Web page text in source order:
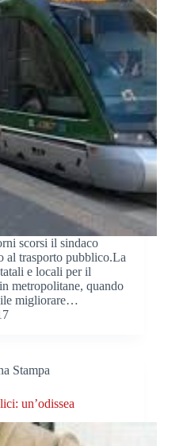
scorsi il sindaco
al trasporto pubblico.La
e locali per il
metropolitane, quando
migliorare…
Stampa
un’odissea